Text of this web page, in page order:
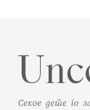
Секое дете го